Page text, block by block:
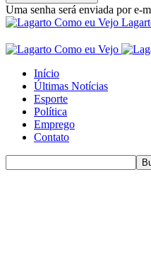
Uma senha será enviada por e-
Início
Últimas Notícias
Esporte
Política
Emprego
Contato